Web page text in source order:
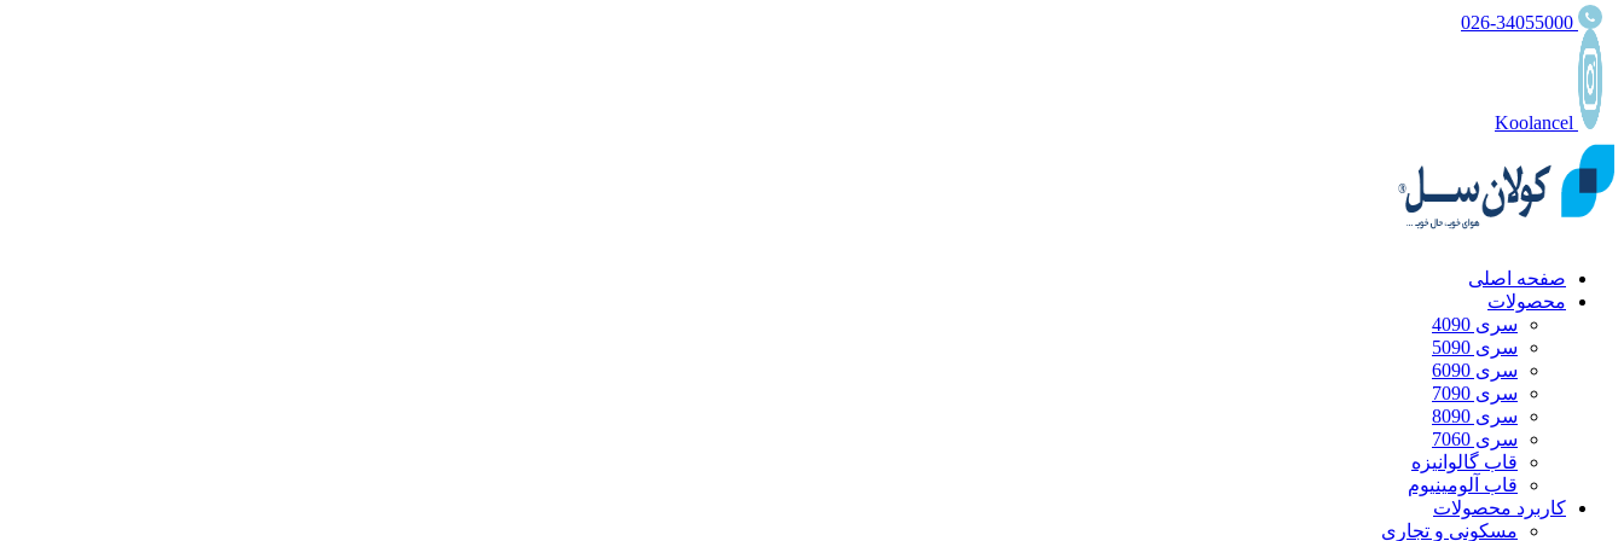
صفحه اصلی
محصولات
سری 4090
سری 5090
سری 6090
سری 7090
سری 8090
سری 7060
قاب گالوانیزه
قاب آلومینیوم
کاربرد محصولات
مسکونی و تجاری